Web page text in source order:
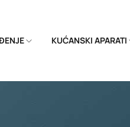
KUĆANSKI APARATI